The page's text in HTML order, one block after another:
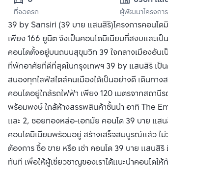
ที่จอดรถ
จำกัด (มหาชน)
ผู้พัฒนาโครงการ
39 by Sansiri (39 บาย แสนสิริ)โครงการคอนโดมิเนียมจำนวน
เพียง 166 ยูนิต จึงเป็นคอนโดมิเนียมที่สงบและเป็นส่วนตัวสุงสุด
คอนโดตั้งอยู่บนถนนสุขุมวิท 39 ใจกลางเมืองอันเป็นแหล่งรวม
ที่พักอาศัยที่ดีที่สุดในกรุงเทพฯ 39 by แสนสิริ เป็นคอนโดที่ตอบ
สนองทุกไลฟ์สไตล์คนเมืองได้เป็นอย่างดี เดินทางสะดวกสบาย
คอนโดอยู่ใกล้รถไฟฟ้า เพียง 120 เมตรจากสถานีรถไฟฟ้า BTS
พร้อมพงษ์ ใกล้ห้างสรรพสินค้าชั้นนำ อาทิ The Emporium 1
และ 2, ซอยทองหล่อ-เอกมัย คอนโด 39 บาย แสนสิริ เป็น
คอนโดมิเนียมพร้อมอยู่ สร้างเสร็จสมบูรณ์แล้ว ไม่ว่าคุณ
ต้องการ ซื้อ ขาย หรือ เช่า คอนโด 39 บาย แสนสิริ ติดต่อหาเราได้
ทันที เพื่อให้ผู้เชี่ยวชาญของเราได้แนะนำคอนโดให้กับท่าน